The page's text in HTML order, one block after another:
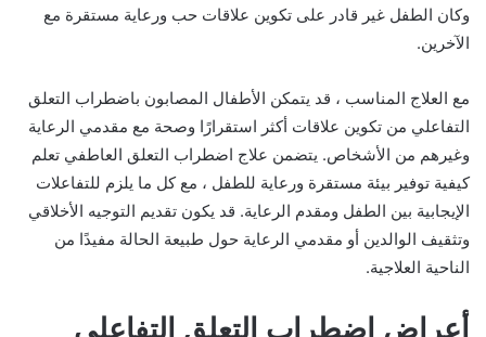
وكان الطفل غير قادر على تكوين علاقات حب ورعاية مستقرة مع
الآخرين.
مع العلاج المناسب ، قد يتمكن الأطفال المصابون باضطراب التعلق
التفاعلي من تكوين علاقات أكثر استقرارًا وصحة مع مقدمي الرعاية
وغيرهم من الأشخاص. يتضمن علاج اضطراب التعلق العاطفي تعلم
كيفية توفير بيئة مستقرة ورعاية للطفل ، مع كل ما يلزم للتفاعلات
الإيجابية بين الطفل ومقدم الرعاية. قد يكون تقديم التوجيه الأخلاقي
وتثقيف الوالدين أو مقدمي الرعاية حول طبيعة الحالة مفيدًا من
الناحية العلاجية.
أعراض اضطراب التعلق التفاعلي